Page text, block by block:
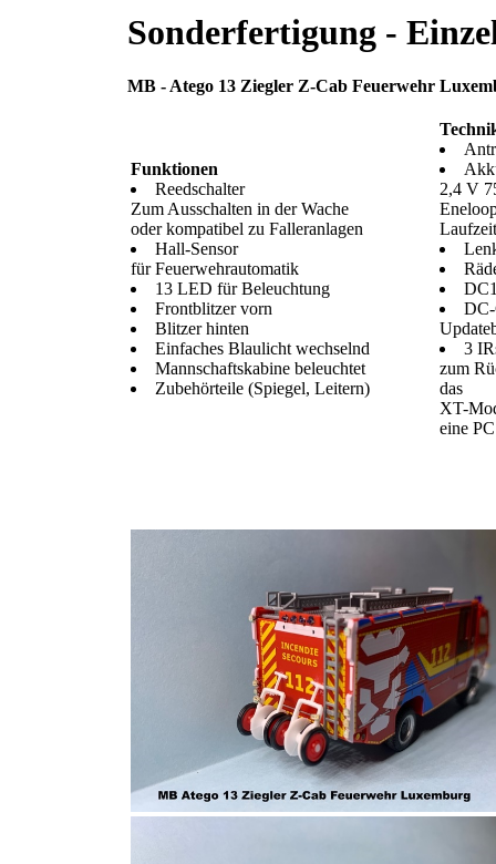
Sonderfertigung -
MB - Atego 13 Ziegler Z-Cab Feuerwehr
Funktionen
Reedschalter
Zum Ausschalten in der Wache
oder kompatibel zu Falleranlagen
Hall-Sensor
für Feuerwehrautomatik
13 LED für Beleuchtung
Frontblitzer vorn
Blitzer hinten
Einfaches Blaulicht wechselnd
Mannschaftskabine beleuchtet
Zubehörteile (Spiegel, Leitern)
2,4 V
Laufzeit
3
zum
das
XT-
eine